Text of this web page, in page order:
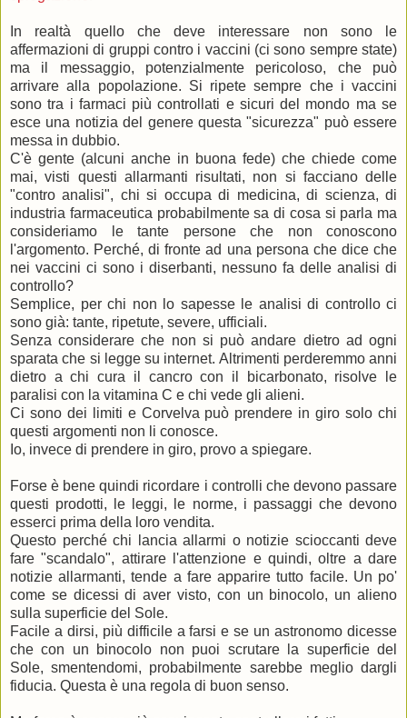
In realtà quello che deve interessare non sono le
affermazioni di gruppi contro i vaccini (ci sono sempre state)
ma il messaggio, potenzialmente pericoloso, che può
arrivare alla popolazione. Si ripete sempre che i vaccini
sono tra i farmaci più controllati e sicuri del mondo ma se
esce una notizia del genere questa "sicurezza" può essere
messa in dubbio.
C'è gente (alcuni anche in buona fede) che chiede come
mai, visti questi allarmanti risultati, non si facciano delle
"contro analisi", chi si occupa di medicina, di scienza, di
industria farmaceutica probabilmente sa di cosa si parla ma
consideriamo le tante persone che non conoscono
l'argomento. Perché, di fronte ad una persona che dice che
nei vaccini ci sono i diserbanti, nessuno fa delle analisi di
controllo?
Semplice, per chi non lo sapesse le analisi di controllo ci
sono già: tante, ripetute, severe, ufficiali.
Senza considerare che non si può andare dietro ad ogni
sparata che si legge su internet. Altrimenti perderemmo anni
dietro a chi cura il cancro con il bicarbonato, risolve le
paralisi con la vitamina C e chi vede gli alieni.
Ci sono dei limiti e Corvelva può prendere in giro solo chi
questi argomenti non li conosce.
Io, invece di prendere in giro, provo a spiegare.
Forse è bene quindi ricordare i controlli che devono passare
questi prodotti, le leggi, le norme, i passaggi che devono
esserci prima della loro vendita.
Questo perché chi lancia allarmi o notizie scioccanti deve
fare "scandalo", attirare l'attenzione e quindi, oltre a dare
notizie allarmanti, tende a fare apparire tutto facile. Un po'
come se dicessi di aver visto, con un binocolo, un alieno
sulla superficie del Sole.
Facile a dirsi, più difficile a farsi e se un astronomo dicesse
che con un binocolo non puoi scrutare la superficie del
Sole, smentendomi, probabilmente sarebbe meglio dargli
fiducia. Questa è una regola di buon senso.